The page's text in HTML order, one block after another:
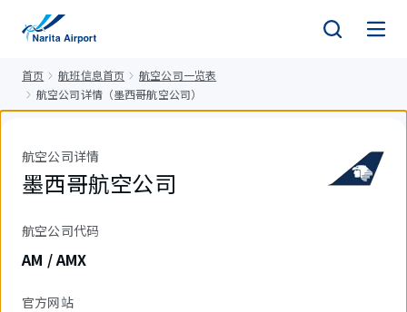
首页 航班信息首页
航空公司一览表
航空公司详情（墨西哥航空公司）
航空公司详情
墨西哥航空公司
航空公司代码
AM / AMX
官方网站